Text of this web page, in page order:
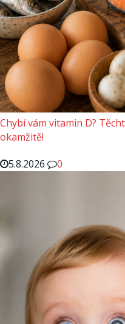
Chybí vám vitamin D?
okamžitě!
5.8.2026
0